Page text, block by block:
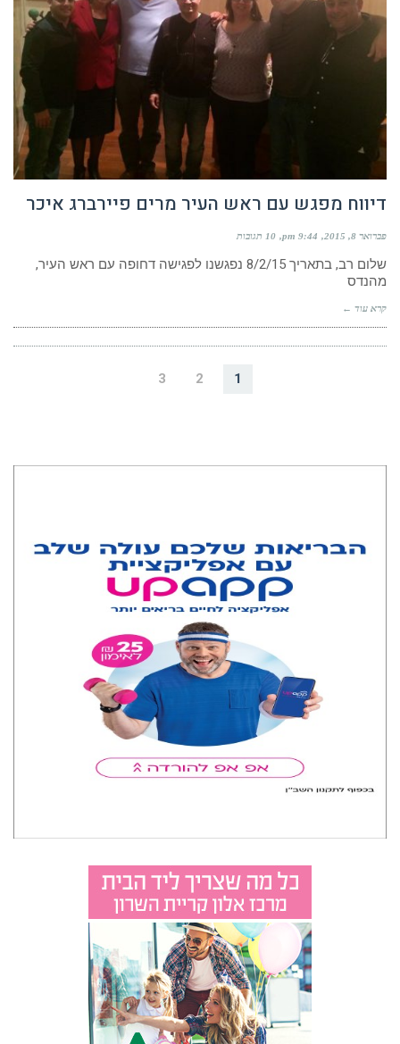
דיווח מפגש עם ראש העיר מרים פיירברג איכר
פברואר 8, 2015 9:44 pm 10 תגובות
שלום רב, בתאריך 8/2/15 נפגשנו לפגישה דחופה עם ראש העיר,
מהנדס
קרא עוד ←